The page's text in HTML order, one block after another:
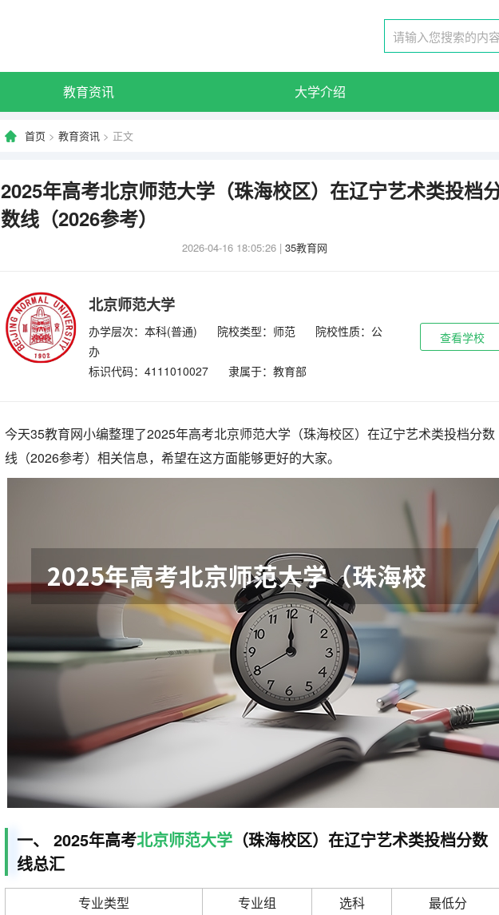
教育资讯 大学介绍
首页 > 教育资讯 > 正文
2025年高考北京师范大学（珠海校区）在辽宁艺术类投档
数线（2026参考）
2026-04-16 18:05:26 | 35教育网
北京师范大学
办学层次：本科(普通) 院校类型：师范
院校性质：公
办
标识代码：4111010027
隶属于：教育部
查看学校
今天35教育网小编整理了2025年高考北京师范大学（珠海校区）在辽宁艺术类投档分数
线（2026参考）相关信息，希望在这方面能够更好的大家。
一、 2025年高考北京师范大学 （珠海校区）在辽宁艺术类投档分数
线总汇
专业类型 专业组 选科
最低分